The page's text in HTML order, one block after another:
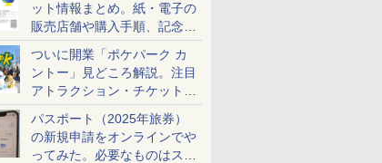
ット情報まとめ。紙・電子の
販売店舗や購入手順、記念チ
ケットも解説
ついに開業「ポケパーク カ
ントー」見どころ解説。注目
アトラクション・チケット手
配・来場前に必要な準備は？
パスポート（2025年旅券）
の新規申請をオンラインでや
ってみた。必要なものはスマ